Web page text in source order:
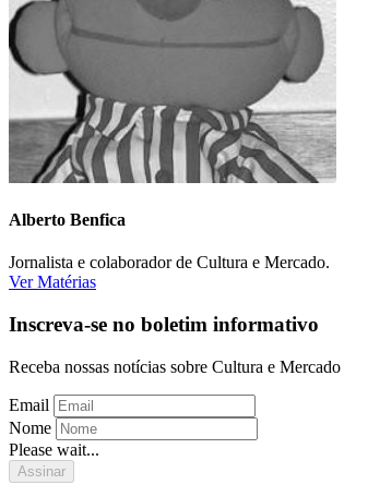
Alberto Benfica
Jornalista e colaborador de Cultura e Mercado.
Ver Matérias
Inscreva-se no boletim informativo
Receba nossas notícias sobre Cultura e Mercado
Email
Nome
Please wait...
Assinar